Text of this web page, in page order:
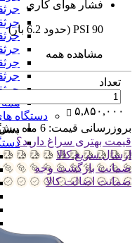
همه
دستگاه
فشار هوای کاری
90 PSI (حدود 6.2 بار)
مشاهده همه
تعداد
۵,۸۵۰,۰۰۰
بروزرسانی قیمت: 6 ماه پیش
قیمت بهتری سراغ دارید؟
ارسال سریع کالا
ضمانت بازگشت وجه
ضمانت اضالت کالا